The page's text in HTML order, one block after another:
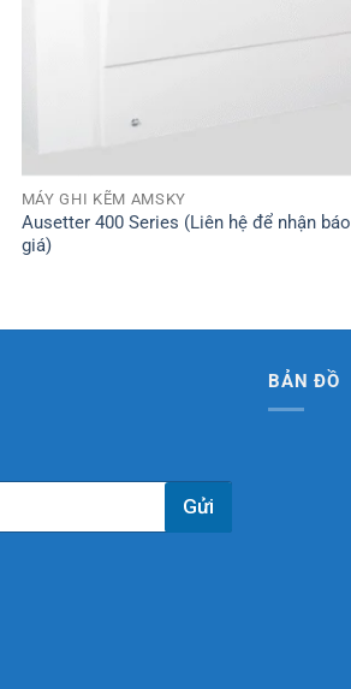
MÁY GHI KẼM AMSKY
Ausetter 400 Series (Liên hệ để nhận báo
giá)
Gửi
BẢN ĐỒ